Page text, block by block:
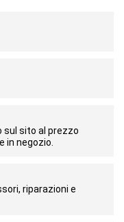
sul sito al prezzo
in negozio.
riparazioni e